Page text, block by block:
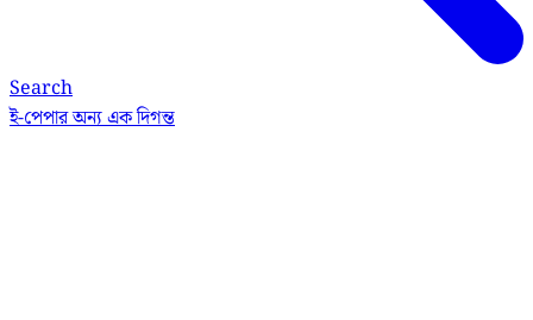
Search
ই-পেপারঅন্য এক দিগন্ত